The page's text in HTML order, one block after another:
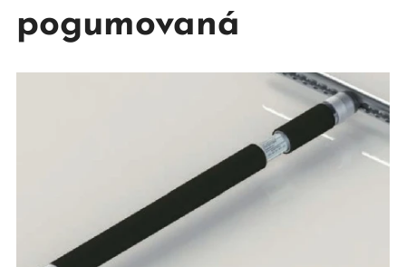
pogumovaná